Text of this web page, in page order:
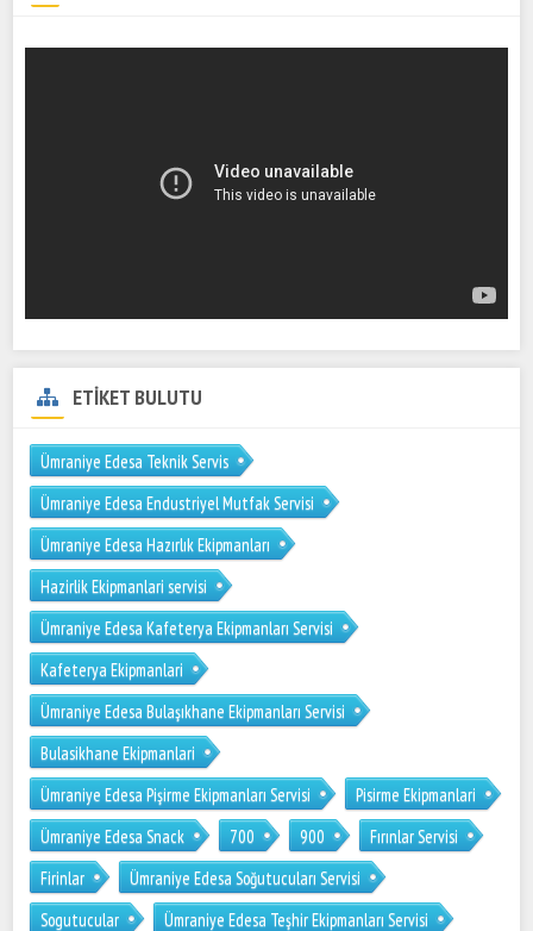
ETİKET BULUTU
Ümraniye Edesa Teknik Servis
Ümraniye Edesa Endustriyel Mutfak Servisi
Ümraniye Edesa Hazırlık Ekipmanları
Hazirlik Ekipmanlari servisi
Ümraniye Edesa Kafeterya Ekipmanları Servisi
Kafeterya Ekipmanlari
Ümraniye Edesa Bulaşıkhane Ekipmanları Servisi
Bulasikhane Ekipmanlari
Ümraniye Edesa Pişirme Ekipmanları Servisi
Pisirme Ekipmanlari
Ümraniye Edesa Snack
700 900
Fırınlar Servisi
Firinlar
Ümraniye Edesa Soğutucuları Servisi
Sogutucular
Ümraniye Edesa Teşhir Ekipmanları Servisi